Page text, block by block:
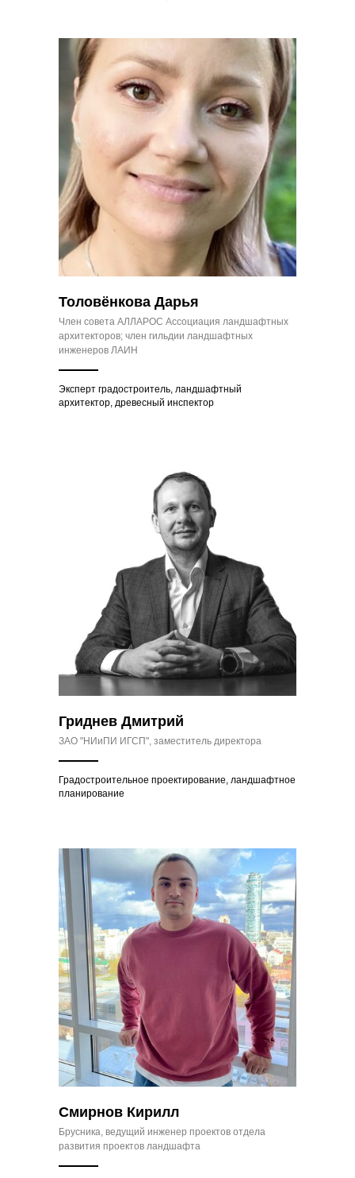
Толовёнкова Дарья
Член совета АЛЛАРОС Ассоциация ландшафтных
архитекторов; член гильдии ландшафтных
инженеров ЛАИН
Эксперт градостроитель, ландшафтный
архитектор, древесный инспектор
Гриднев Дмитрий
ЗАО "НИиПИ ИГСП", заместитель директора
Градостроительное проектирование, ландшафтное
планирование
Смирнов Кирилл
Брусника, ведущий инженер проектов отдела
развития проектов ландшафта